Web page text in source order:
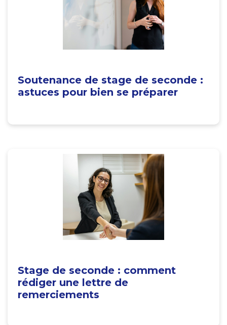
Soutenance de stage de seconde :
astuces pour bien se préparer
Stage de seconde : comment
rédiger une lettre de
remerciements